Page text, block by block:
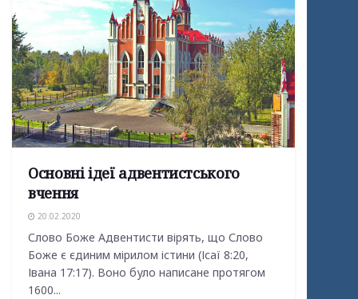
Основні ідеї адвентистського
вчення
20.02.2020
Слово Боже Адвентисти вірять, що Слово
Боже є єдиним мірилом істини (Ісаї 8:20,
Івана 17:17). Воно було написане протягом
1600...